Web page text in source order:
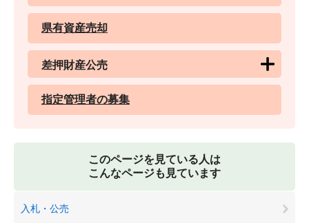
県有資産売却
差押財産公売
指定管理者の募集
このページを見ている人は
こんなページも見ています
入札・公売